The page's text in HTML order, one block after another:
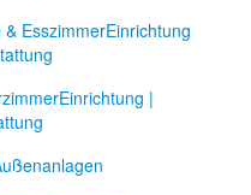
& EsszimmerEinrichtung
Einrichtung |